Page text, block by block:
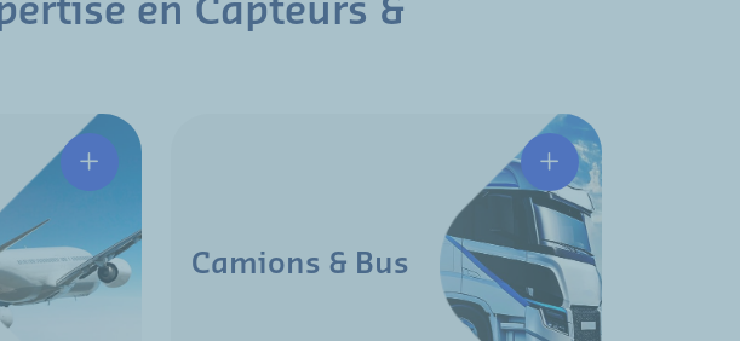
en Capteurs &
Camions & Bus